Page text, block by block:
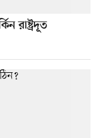
রাষ্ট্রদূত